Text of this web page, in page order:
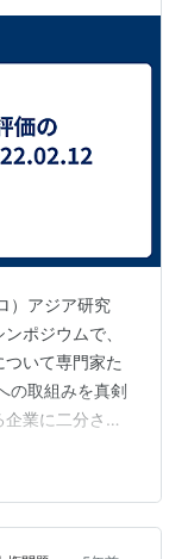
）アジア研究
ポジウムで、
いて専門家た
の取組みを真剣
業に二分され
。 政府は2020
行動計画」を策
して経団連の長